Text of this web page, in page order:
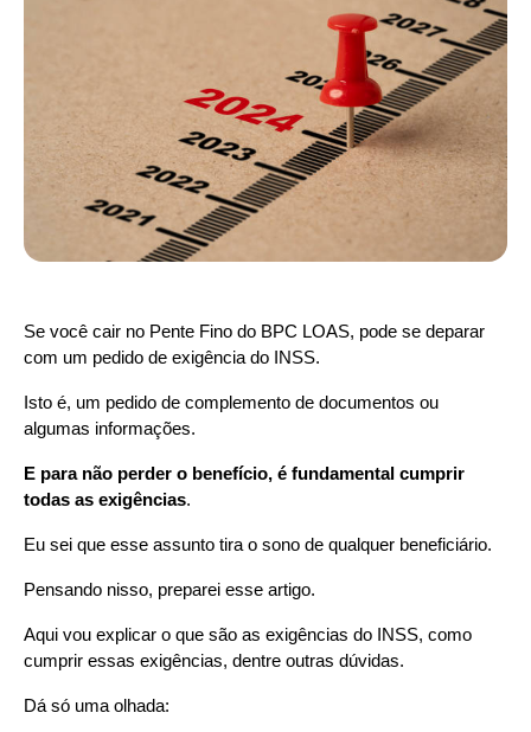
Se você cair no Pente Fino do BPC LOAS, pode se deparar
com um pedido de exigência do INSS.
Isto é, um pedido de complemento de documentos ou
algumas informações.
E para não perder o benefício, é fundamental cumprir
todas as exigências.
Eu sei que esse assunto tira o sono de qualquer beneficiário.
Pensando nisso, preparei esse artigo.
Aqui vou explicar o que são as exigências do INSS, como
cumprir essas exigências, dentre outras dúvidas.
Dá só uma olhada: